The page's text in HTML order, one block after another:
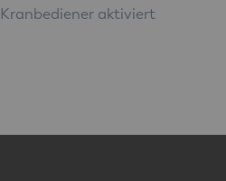
Kranbediener aktiviert